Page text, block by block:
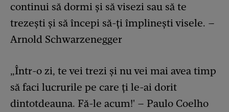
continui să dormi și să visezi sau să te
trezești și să începi să-ți împlinești visele. –
Arnold Schwarzenegger
„Într-o zi, te vei trezi și nu vei mai avea timp
să faci lucrurile pe care ți le-ai dorit
dintotdeauna. Fă-le acum!' – Paulo Coelho